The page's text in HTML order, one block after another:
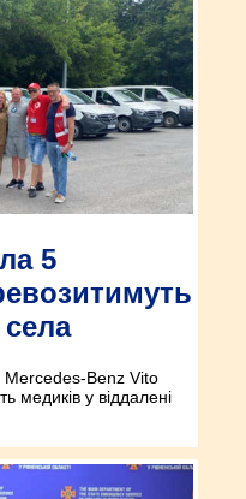
5
села
Mercedes-Benz Vito
медиків у віддалені